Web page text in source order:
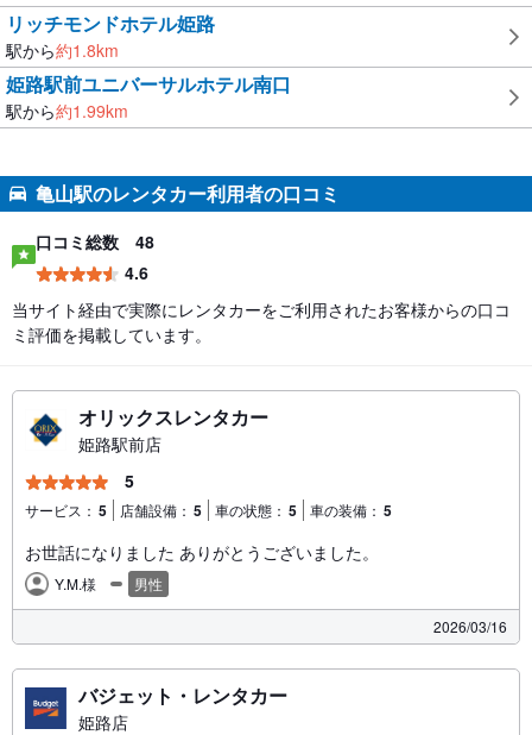
リッチモンドホテル姫路
駅から約1.8km
姫路駅前ユニバーサルホテル南口
駅から約1.99km
亀山駅のレンタカー利用者の口コミ
口コミ総数
48
4.6
当サイト経由で実際にレンタカーをご利用されたお客様からの口コ
ミ評価を掲載しています。
オリックスレンタカー
姫路駅前店
5
サービス： 5 店舗設備： 5 車の状態： 5 車の装備： 5
お世話になりました ありがとうございました。
Y.M.様 男性
2026/03/16
バジェット・レンタカー
姫路店